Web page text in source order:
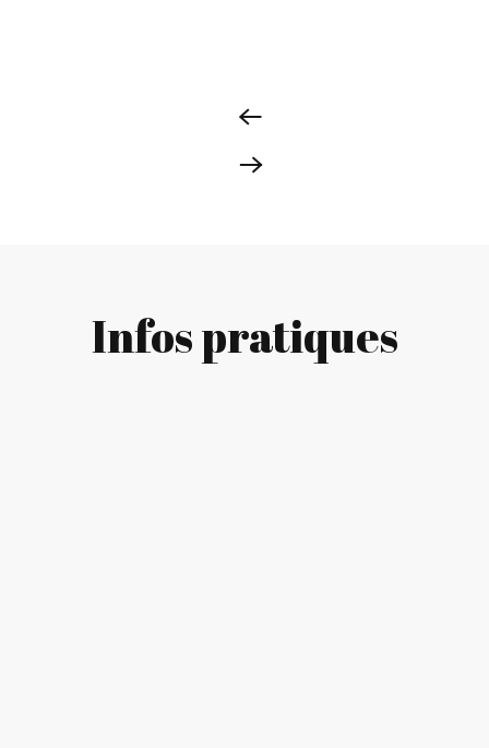
Infos pratiques